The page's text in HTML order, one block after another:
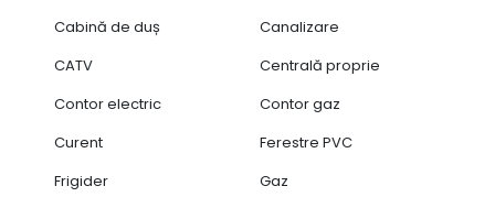
Cabină de duș
Canalizare
CATV
Centrală proprie
Contor electric
Contor gaz
Curent
Ferestre PVC
Frigider
Gaz